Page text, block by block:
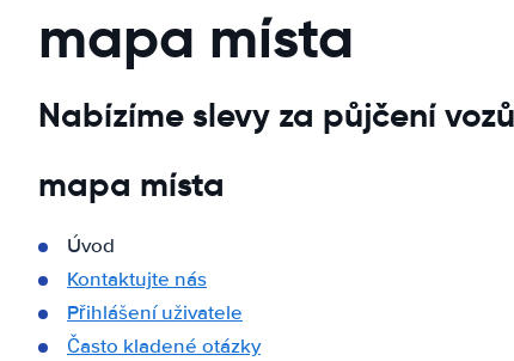
mapa místa
Nabízíme slevy za půjčení
mapa místa
Úvod
Kontaktujte nás
Přihlášení uživatele
Často kladené otázky